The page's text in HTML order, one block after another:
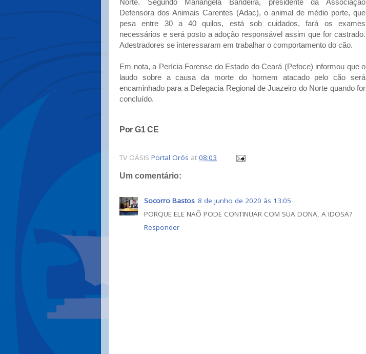
Norte. Segundo Mariângela Bandeira, presidente da Associação
Defensora dos Animais Carentes (Adac), o animal de médio porte, que
pesa entre 30 a 40 quilos, está sob cuidados, fará os exames
necessários e será posto a adoção responsável assim que for castrado.
Adestradores se interessaram em trabalhar o comportamento do cão.
Em nota, a Perícia Forense do Estado do Ceará (Pefoce) informou que o
laudo sobre a causa da morte do homem atacado pelo cão será
encaminhado para a Delegacia Regional de Juazeiro do Norte quando for
concluído.
Por G1 CE
TV OÁSIS Portal Orós at 08:03
Um comentário:
Socorro Bastos 8 de junho de 2020 às 13:05
PORQUE ELE NAÕ PODE CONTINUAR COM SUA DONA, A IDOSA?
Responder